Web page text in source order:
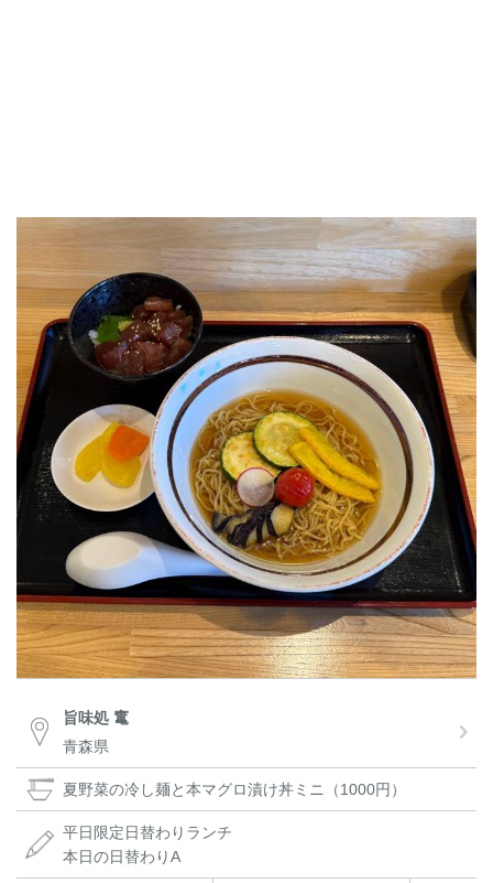
旨味処 竃
青森県
夏野菜の冷し麺と本マグロ漬け丼ミニ（1000円）
平日限定日替わりランチ
本日の日替わりA